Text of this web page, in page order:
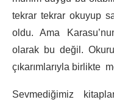
tekrar tekrar okuyup
oldu. Ama
olarak bu değil.
çıkarımlarıyla birlikte
Sevmediğimiz